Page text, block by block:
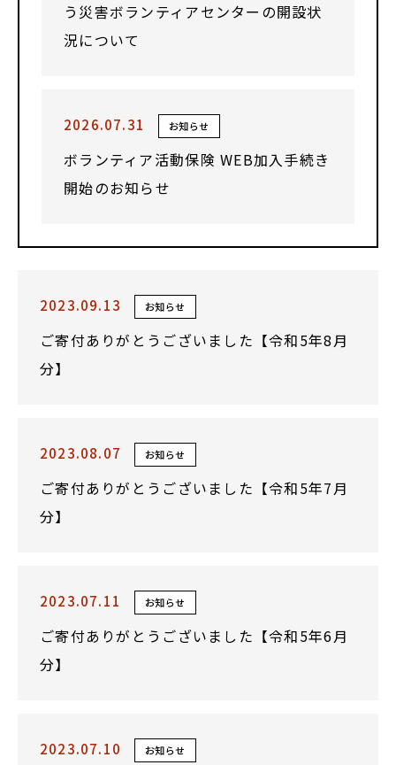
う災害ボランティアセンターの開設状
況について
2026.07.31 お知らせ
ボランティア活動保険 WEB加入手続き
開始のお知らせ
2023.09.13 お知らせ
ご寄付ありがとうございました【令和5年8月
分】
2023.08.07 お知らせ
ご寄付ありがとうございました【令和5年7月
分】
2023.07.11 お知らせ
ご寄付ありがとうございました【令和5年6月
分】
2023.07.10 お知らせ